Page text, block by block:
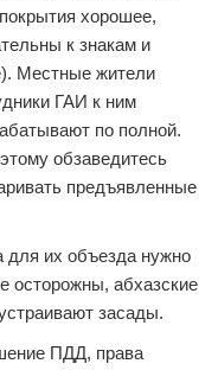
хорошее,
к знакам и
Местные жители
ГАИ к ним
по полной.
обзаведитесь
предъявленные
для их объезда нужно
осторожны, абхазские
засады.
ПДД, права